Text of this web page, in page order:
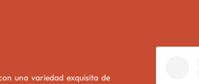
una variedad exquisita de